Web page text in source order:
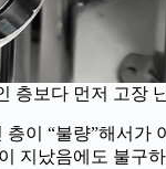
층보다 먼저 고장
이 “불량”해서가
지났음에도 불구